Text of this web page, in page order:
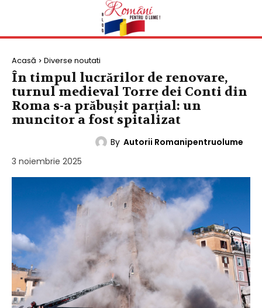
Acasă Diverse noutati
În timpul lucrărilor de renovare,
turnul medieval Torre dei Conti din
Roma s-a prăbușit parțial: un
muncitor a fost spitalizat
By Autorii Romanipentruolume
3 noiembrie 2025